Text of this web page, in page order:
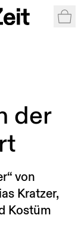
der
von
Kratzer,
Kostüm